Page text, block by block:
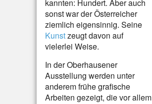
kannten: Hundert. Aber auch
sonst war der Österreicher
ziemlich eigensinnig. Seine
Kunstzeugt davon auf
vielerlei Weise.
In der Oberhausener
Ausstellung werden unter
anderem frühe grafische
Arbeiten gezeigt, die vor allem